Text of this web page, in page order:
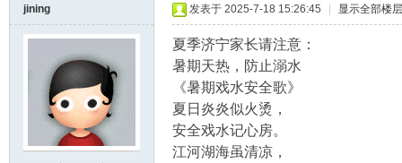
jining 发表于 2025-7-18 15:26:45 显示全部楼层
夏季济宁家长请注意：
暑期天热，防止溺水
《暑期戏水安全歌》
夏日炎炎似火烫，
安全戏水记心房。
江河湖海虽清凉，